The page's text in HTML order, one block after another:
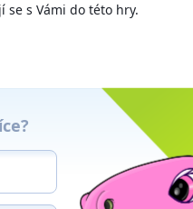
se s Vámi do této hry.